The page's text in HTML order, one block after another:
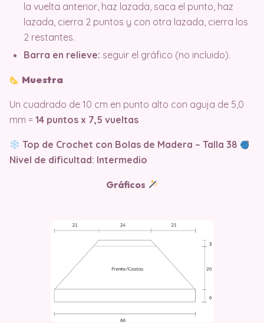
la vuelta anterior, haz lazada, saca el punto, haz
lazada, cierra 2 puntos y con otra lazada, cierra los
2 restantes.
Barra en relieve: seguir el gráfico (no incluido).
Muestra
Un cuadrado de 10 cm en punto alto con aguja de 5,0
mm = 14 puntos x 7,5 vueltas
Top de Crochet con Bolas de Madera – Talla 38
Nivel de dificultad: Intermedio
Gráficos